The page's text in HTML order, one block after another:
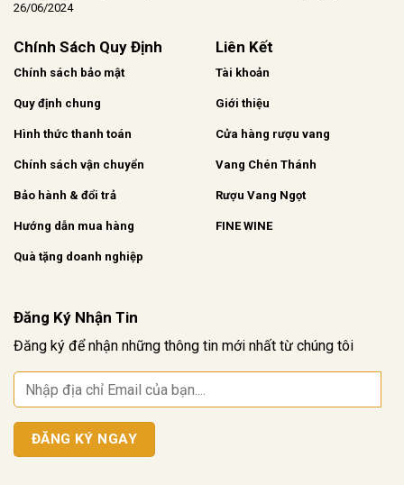
26/06/2024
Chính Sách Quy Định
Chính sách bảo mật
Quy định chung
Hình thức thanh toán
Chính sách vận chuyển
Bảo hành & đổi trả
Hướng dẫn mua hàng
Quà tặng doanh nghiệp
Liên Kết
Tài khoản
Giới thiệu
Cửa hàng rượu vang
Vang Chén Thánh
Rượu Vang Ngọt
FINE WINE
Đăng Ký Nhận Tin
Đăng ký để nhận những thông tin mới nhất từ chúng tôi